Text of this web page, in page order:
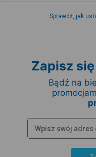
Sprawdź, jak
Zapisz
Bądź na